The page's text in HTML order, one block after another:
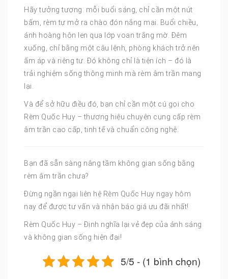
Hãy tưởng tượng: mỗi buổi sáng, chỉ cần một nút
bấm, rèm tự mở ra chào đón nắng mai. Buổi chiều,
ánh hoàng hôn len qua lớp voan trắng mờ. Đêm
xuống, chỉ bằng một câu lệnh, phòng khách trở nên
ấm áp và riêng tư. Đó không chỉ là tiện ích – đó là
trải nghiệm sống thông minh mà rèm âm trần mang
lại.
Và để sở hữu điều đó, bạn chỉ cần một cú gọi cho
Rèm Quốc Huy – thương hiệu chuyên cung cấp rèm
âm trần cao cấp, tinh tế và chuẩn công nghệ.
Bạn đã sẵn sàng nâng tầm không gian sống bằng
rèm âm trần chưa?
Đừng ngần ngại liên hệ Rèm Quốc Huy ngay hôm
nay để được tư vấn và nhận báo giá ưu đãi nhất!
Rèm Quốc Huy – Định nghĩa lại vẻ đẹp của ánh sáng
và không gian sống hiện đại!
5/5 - (1 bình chọn)